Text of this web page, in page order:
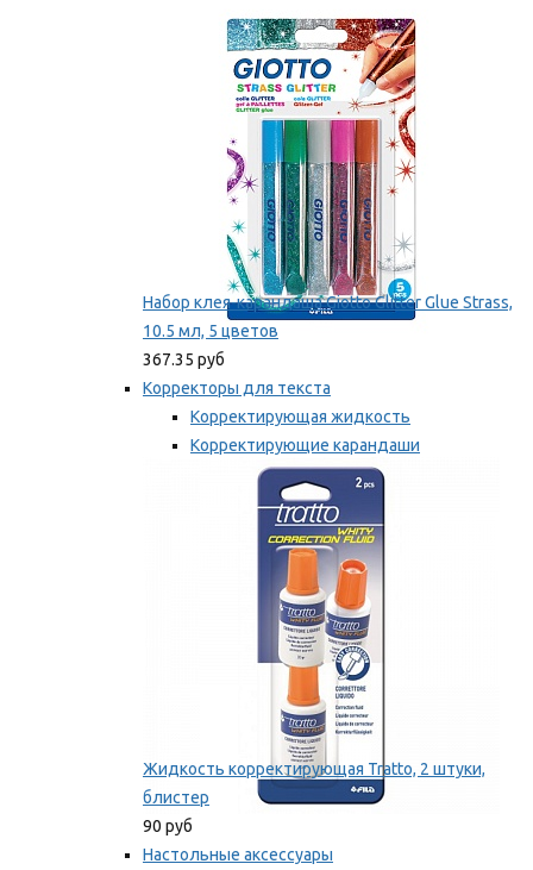
Мы рекомендуем
Набор клея-карандаша Giotto Glitter Glue Strass,
10.5 мл, 5 цветов
367.35 руб
Корректоры для текста
Корректирующая жидкость
Корректирующие карандаши
Корректирующие ленты
Мы рекомендуем
Жидкость корректирующая Tratto, 2 штуки,
блистер
90 руб
Настольные аксессуары